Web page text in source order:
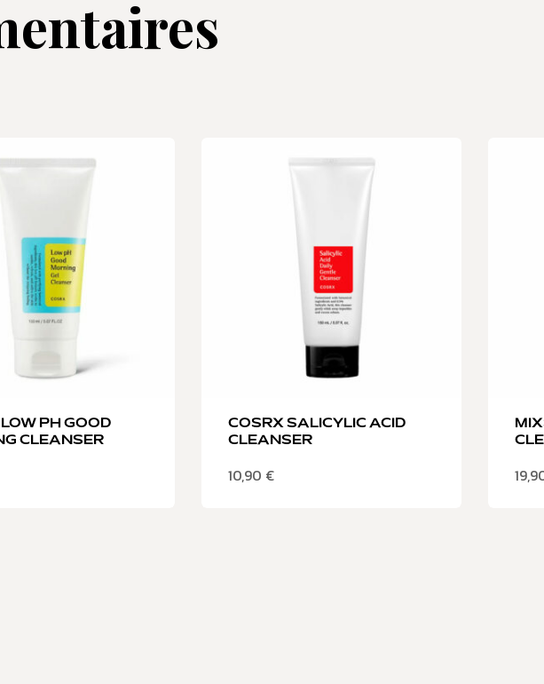
PH GOOD
CLEANSER
COSRX SALICYLIC ACID
CLEANSER
10,90 €